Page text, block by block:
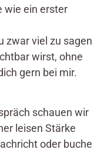
wie ein erster
zwar viel zu sagen
wirst, ohne
gern bei mir.
schauen wir
leisen Stärke
oder buche